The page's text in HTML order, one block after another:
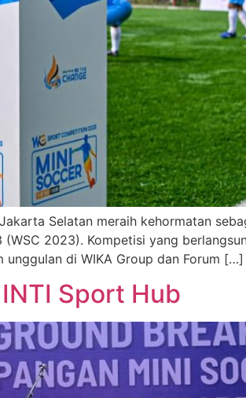
Selatan meraih kehormatan
2023). Kompetisi yang
di WIKA Group dan Forum […]
Sport Hub